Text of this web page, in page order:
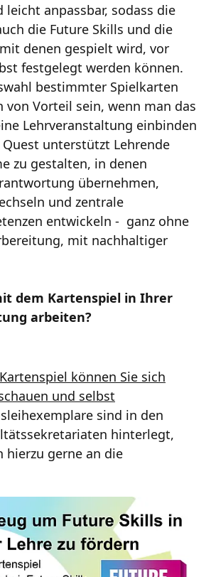
leicht anpassbar, sodass die
die Future Skills und die
denen gespielt wird, vor
festgelegt werden können.
bestimmter Spielkarten
von Vorteil sein, wenn man das
Lehrveranstaltung einbinden
unterstützt Lehrende
zu gestalten, in denen
übernehmen,
und zentrale
entwickeln - ganz ohne
mit nachhaltiger
dem Kartenspiel in Ihrer
arbeiten?
können Sie sich
und selbst
sind in den
hinterlegt,
hierzu gerne an die